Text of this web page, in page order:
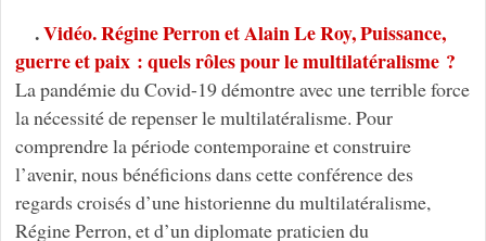
.Vidéo. Régine Perron et Alain Le Roy, Puissance,
guerre et paix : quels rôles pour le multilatéralisme ?
La pandémie du Covid-19 démontre avec une terrible force
la nécessité de repenser le multilatéralisme. Pour
comprendre la période contemporaine et construire
l’avenir, nous bénéficions dans cette conférence des
regards croisés d’une historienne du multilatéralisme,
Régine Perron, et d’un diplomate praticien du